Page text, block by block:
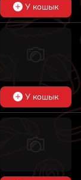
У кошык
У кошык